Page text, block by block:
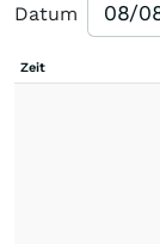
Datum
Zeit